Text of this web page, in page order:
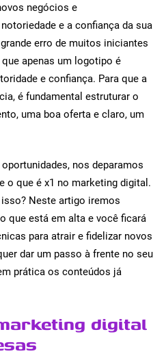
negócios e
e a confiança da sua
erro de muitos iniciantes
apenas um logotipo é
e confiança. Para que a
é fundamental estruturar o
uma boa oferta e claro, um
nos deparamos
o que é x1 no marketing digital.
Neste artigo iremos
que está em alta e você ficará
para atrair e fidelizar novos
dar um passo à frente no seu
prática os conteúdos já
digital